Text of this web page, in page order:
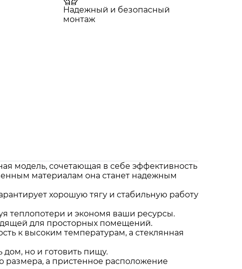
Надежный и безопасный
монтаж
модель, сочетающая в себе эффективность
материалам она станет надежным
хорошую тягу и стабильную работу
теплопотери и экономя ваши ресурсы.
для просторных помещений.
к высоким температурам, а стеклянная
но и готовить пищу.
размера, а пристенное расположение